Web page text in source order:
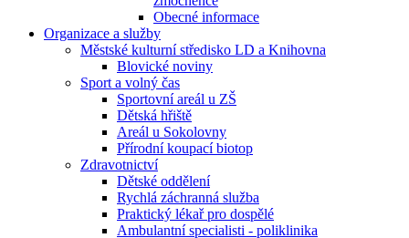
Obecné informace
Organizace a služby
Městské kulturní středisko LD a Knihovna
Blovické noviny
Sport a volný čas
Sportovní areál u ZŠ
Dětská hřiště
Areál u Sokolovny
Přírodní koupací biotop
Zdravotnictví
Dětské oddělení
Rychlá záchranná služba
Praktický lékař pro dospělé
Ambulantní specialisti - poliklinika